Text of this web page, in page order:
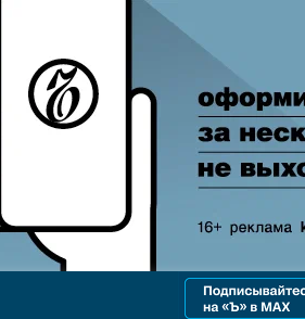
www.kommersant.ru/ad